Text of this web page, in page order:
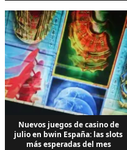
Nuevos juegos de casino de
julio en bwin España: las slots
más esperadas del mes